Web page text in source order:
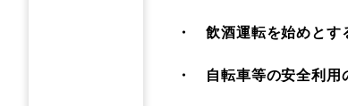
・ 飲酒運転を始めとす
・ 自転車等の安全利用